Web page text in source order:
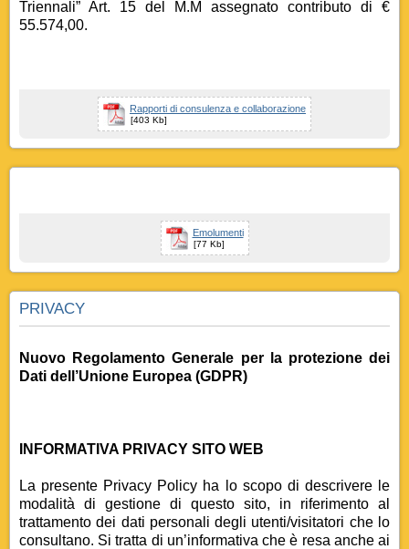
Triennali” Art. 15 del M.M assegnato contributo di €
55.574,00.
Rapporti di consulenza e collaborazione
[403 Kb]
Emolumenti
[77 Kb]
PRIVACY
Nuovo Regolamento Generale per la protezione dei
Dati dell’Unione Europea (GDPR)
INFORMATIVA PRIVACY SITO WEB
La presente Privacy Policy ha lo scopo di descrivere le
modalità di gestione di questo sito, in riferimento al
trattamento dei dati personali degli utenti/visitatori che lo
consultano. Si tratta di un’informativa che è resa anche ai